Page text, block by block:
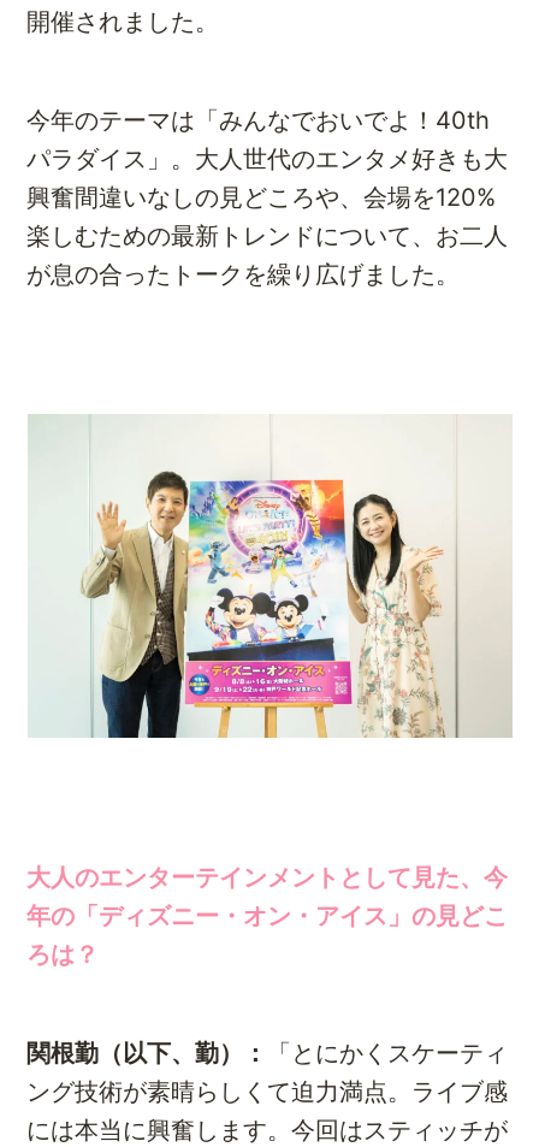
開催されました。
今年のテーマは「みんなでおいでよ！40th
パラダイス」。大人世代のエンタメ好きも大
興奮間違いなしの見どころや、会場を120%
楽しむための最新トレンドについて、お二人
が息の合ったトークを繰り広げました。
大人のエンターテインメントとして見た、今
年の「ディズニー・オン・アイス」の見どこ
ろは？
関根勤（以下、勤）：
「とにかくスケーティ
ング技術が素晴らしくて迫力満点。ライブ感
には本当に興奮します。今回はスティッチが